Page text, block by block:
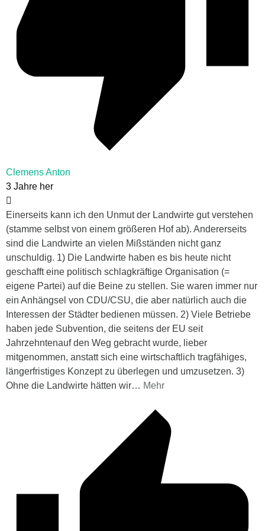
Clemens Anton
3 Jahre her
Einerseits kann ich den Unmut der Landwirte gut verstehen
(stamme selbst von einem größeren Hof ab). Andererseits
sind die Landwirte an vielen Mißständen nicht ganz
unschuldig. 1) Die Landwirte haben es bis heute nicht
geschafft eine politisch schlagkräftige Organisation (=
eigene Partei) auf die Beine zu stellen. Sie waren immer nur
ein Anhängsel von CDU/CSU, die aber natürlich auch die
Interessen der Städter bedienen müssen. 2) Viele Betriebe
haben jede Subvention, die seitens der EU seit
Jahrzehntenauf den Weg gebracht wurde, lieber
mitgenommen, anstatt sich eine wirtschaftlich tragfähiges,
längerfristiges Konzept zu überlegen und umzusetzen. 3)
Ohne die Landwirte hätten wir… Mehr